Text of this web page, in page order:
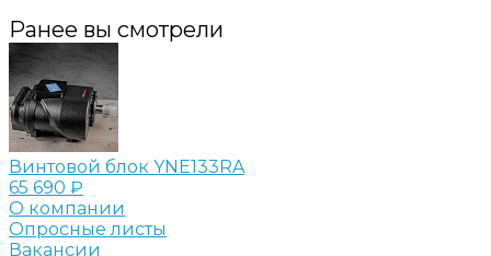
Ранее вы смотрели
Винтовой блок YNE133RA
65 690 ₽
О компании
Опросные листы
Вакансии